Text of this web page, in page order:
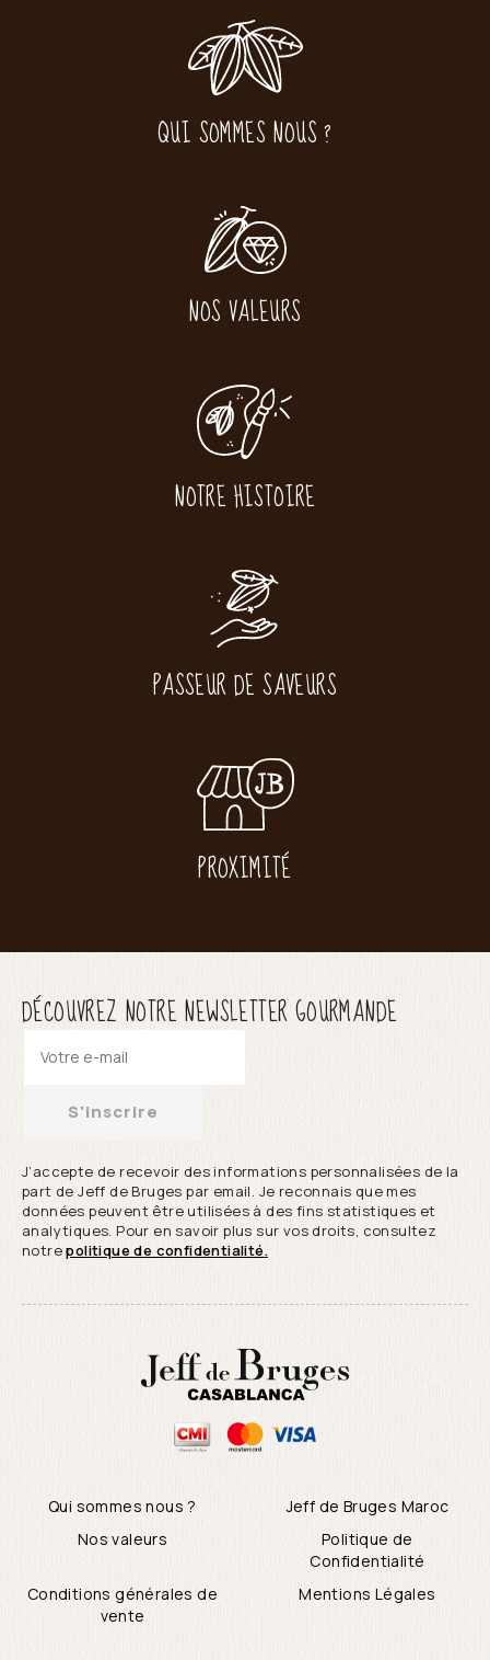
QUI SOMMES NOUS ?
NOS VALEURS
NOTRE HISTOIRE
PASSEUR DE SAVEURS
PROXIMITÉ
DÉCOUVREZ NOTRE NEWSLETTER GOURMANDE
S'inscrire
J’accepte de recevoir des informations personnalisées de la
part de Jeff de Bruges par email. Je reconnais que mes
données peuvent être utilisées à des fins statistiques et
analytiques. Pour en savoir plus sur vos droits, consultez
notrepolitique de confidentialité.
Qui sommes nous ?
Jeff de Bruges Maroc
Nos valeurs
Politique de
Confidentialité
Conditions générales de
vente
Mentions Légales